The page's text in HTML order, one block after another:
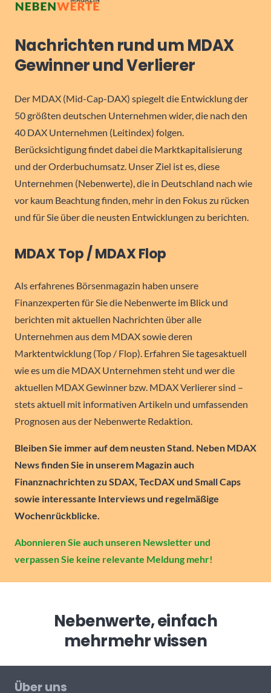
Nachrichten rund um MDAX
Gewinner und Verlierer
Der MDAX (Mid-Cap-DAX) spiegelt die Entwicklung der
50 größten deutschen Unternehmen wider, die nach den
40 DAX Unternehmen (Leitindex) folgen.
Berücksichtigung findet dabei die Marktkapitalisierung
und der Orderbuchumsatz. Unser Ziel ist es, diese
Unternehmen (Nebenwerte), die in Deutschland nach wie
vor kaum Beachtung finden, mehr in den Fokus zu rücken
und für Sie über die neusten Entwicklungen zu berichten.
MDAX Top / MDAX Flop
Als erfahrenes Börsenmagazin haben unsere
Finanzexperten für Sie die Nebenwerte im Blick und
berichten mit aktuellen Nachrichten über alle
Unternehmen aus dem MDAX sowie deren
Marktentwicklung (Top / Flop). Erfahren Sie tagesaktuell
wie es um die MDAX Unternehmen steht und wer die
aktuellen MDAX Gewinner bzw. MDAX Verlierer sind –
stets aktuell mit informativen Artikeln und umfassenden
Prognosen aus der Nebenwerte Redaktion.
Bleiben Sie immer auf dem neusten Stand. Neben MDAX
News finden Sie in unserem Magazin auch
Finanznachrichten zu SDAX, TecDAX und Small Caps
sowie interessante Interviews und regelmäßige
Wochenrückblicke.
Abonnieren Sie auch unseren Newsletter und
verpassen Sie keine relevante Meldung mehr!
Nebenwerte, einfach
mehrmehr wissen
Über uns